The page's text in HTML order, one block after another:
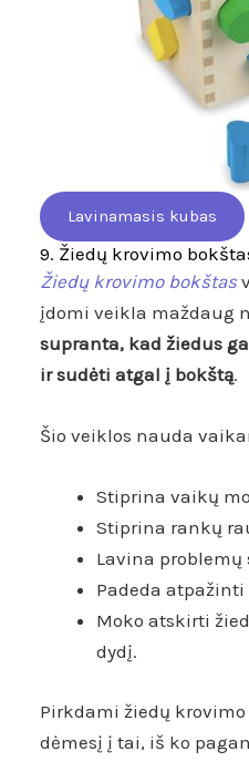
Lavinamasis kubas
9. Žiedų krovimo
Žiedų krovimo bokštas
įdomi veikla maždaug
supranta, kad žiedus
ir sudėti atgal į bokštą.
Šio veiklos nauda
Stiprina vaikų
Stiprina rankų
Lavina
Padeda atpažinti
Moko atskirti
dydį.
Pirkdami žiedų
dėmesį į tai, iš ko